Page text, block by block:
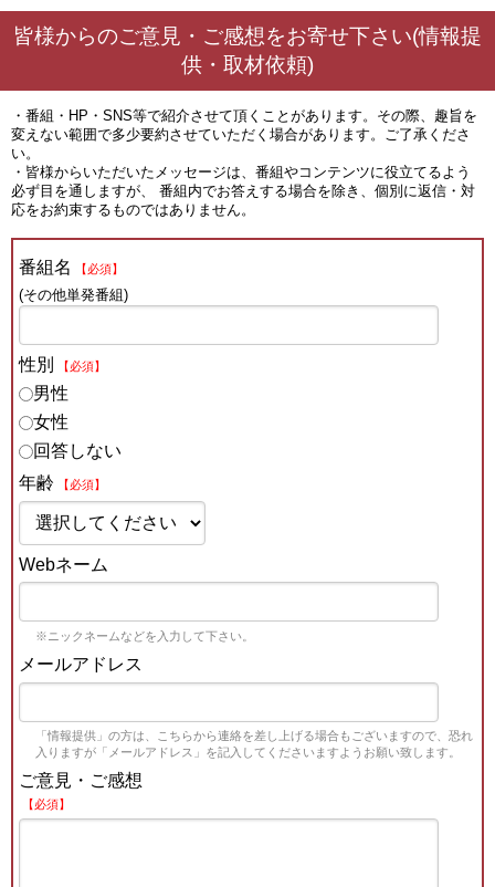
皆様からのご意見・ご感想をお寄せ下さい(情報提
供・取材依頼)
・番組・HP・SNS等で紹介させて頂くことがあります。その際、趣旨を
変えない範囲で多少要約させていただく場合があります。ご了承くださ
い。
・皆様からいただいたメッセージは、番組やコンテンツに役立てるよう
必ず目を通しますが、 番組内でお答えする場合を除き、個別に返信・対
応をお約束するものではありません。
番組名 【必須】
(その他単発番組)
性別 【必須】
男性
女性
回答しない
年齢
【必須】
Webネーム
※ニックネームなどを入力して下さい。
メールアドレス
「情報提供」の方は、こちらから連絡を差し上げる場合もございますので、恐れ
入りますが「メールアドレス」を記入してくださいますようお願い致します。
ご意見・ご感想
【必須】